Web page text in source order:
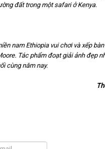
đất trong một safari ở Kenya.
nam Ethiopia vui chơi và xếp
Tác phẩm đoạt giải ảnh đẹp
cùng năm nay.